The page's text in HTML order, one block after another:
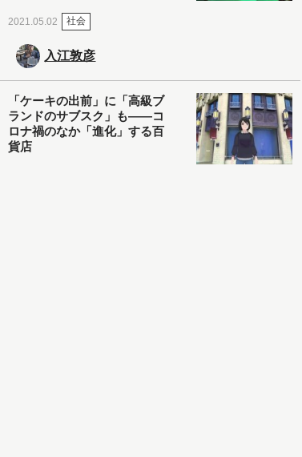
2021.05.02 社会
入江敦彦
「ケーキの出前」に「高級ブ
ランドのサブスク」も――コ
ロナ禍のなか「進化」する百
貨店